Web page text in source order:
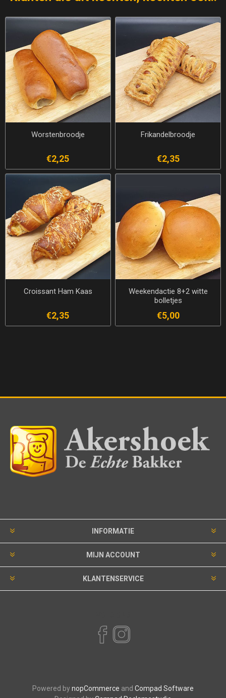
Worstenbroodje
€2,25
Frikandelbroodje
€2,35
Croissant Ham Kaas
€2,35
Weekendactie 8+2 witte
bolletjes
€5,00
INFORMATIE
MIJN ACCOUNT
KLANTENSERVICE
Powered bynopCommerce and Compad Software